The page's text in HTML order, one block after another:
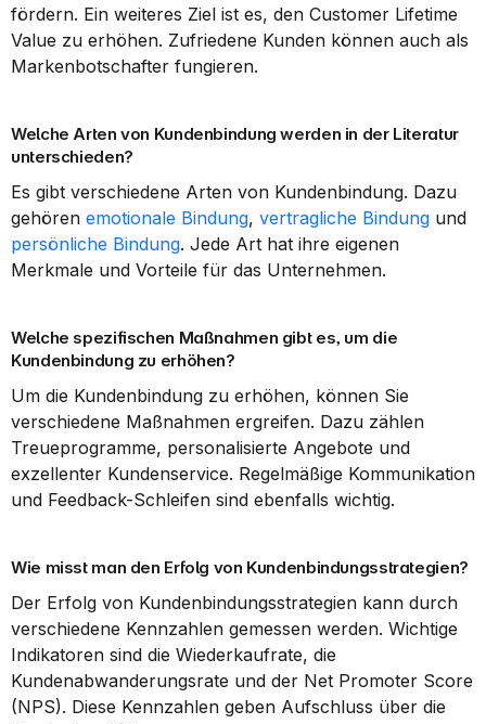
fördern. Ein weiteres Ziel ist es, den Customer Lifetime
Value zu erhöhen. Zufriedene Kunden können auch als
Markenbotschafter fungieren.
Welche Arten von Kundenbindung werden in der Literatur
unterschieden?
Es gibt verschiedene Arten von Kundenbindung. Dazu
gehören emotionale Bindung, vertragliche Bindung
persönliche Bindung. Jede Art hat ihre eigenen
Merkmale und Vorteile für das Unternehmen.
Welche spezifischen Maßnahmen gibt es, um die
Kundenbindung zu erhöhen?
Um die Kundenbindung zu erhöhen, können Sie
verschiedene Maßnahmen ergreifen. Dazu zählen
Treueprogramme, personalisierte Angebote und
exzellenter Kundenservice. Regelmäßige Kommunikation
und Feedback-Schleifen sind ebenfalls wichtig.
Wie misst man den Erfolg von Kundenbindungsstrategien?
Der Erfolg von Kundenbindungsstrategien kann durch
verschiedene Kennzahlen gemessen werden. Wichtige
Indikatoren sind die Wiederkaufrate, die
Kundenabwanderungsrate und der Net Promoter Score
(NPS). Diese Kennzahlen geben Aufschluss über die